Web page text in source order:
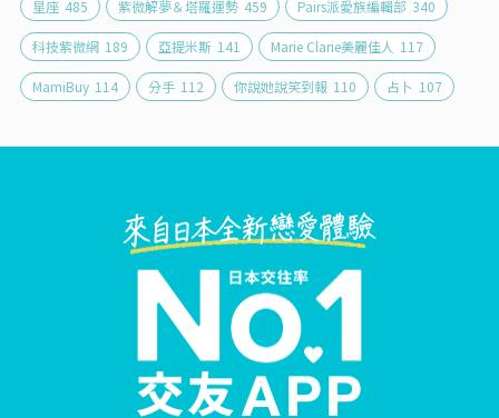
星座 485 紫微解夢＆塔羅運勢 459 Pairs派愛族編輯部 340
科技紫微網 189 亞提米斯 141 Marie Clarie美麗佳人 117
MamiBuy 114 分手 112 你說她說笑到報 110 占卜 107